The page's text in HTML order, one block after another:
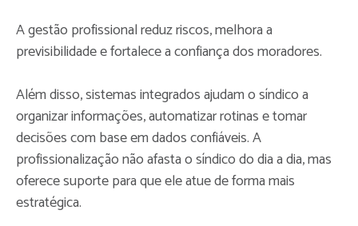
A gestão profissional reduz riscos, melhora a
previsibilidade e fortalece a confiança dos moradores.
Além disso, sistemas integrados ajudam o síndico a
organizar informações, automatizar rotinas e tomar
decisões com base em dados confiáveis. A
profissionalização não afasta o síndico do dia a dia, mas
oferece suporte para que ele atue de forma mais
estratégica.